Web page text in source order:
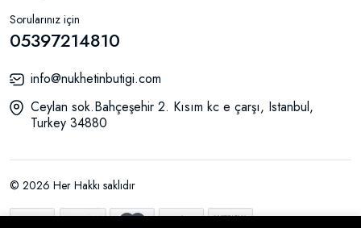
Sorularınız için
05397214810
info@nukhetinbutigi.com
Ceylan sok.Bahçeşehir 2. Kısım kc e çarşı, Istanbul,
Turkey 34880
© 2026 Her Hakkı saklıdır